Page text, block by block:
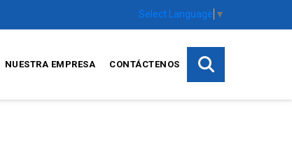
Select Language ▼
NUESTRA EMPRESA CONTÁCTENOS